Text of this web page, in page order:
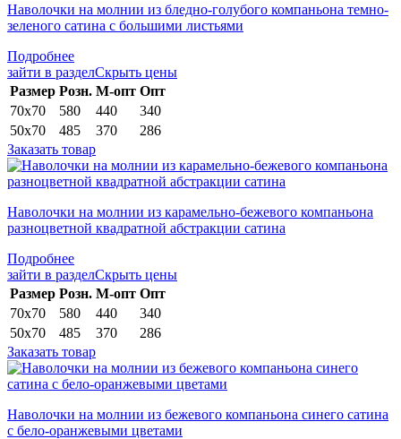
Наволочки на молнии из бледно-голубого компаньона темно-
зеленого сатина с большими листьями
Подробнее
зайти в разделСкрыть цены
Раз­мер Розн. М-опт Опт
70х70
580 440
340
50х70
485 370
286
Заказать товар
Наволочки на молнии из карамельно-бежевого компаньона
разноцветной квадратной абстракции сатина
Подробнее
зайти в разделСкрыть цены
Раз­мер Розн. М-опт Опт
70х70
580 440
340
50х70
485 370
286
Заказать товар
Наволочки на молнии из бежевого компаньона синего сатина
с бело-оранжевыми цветами